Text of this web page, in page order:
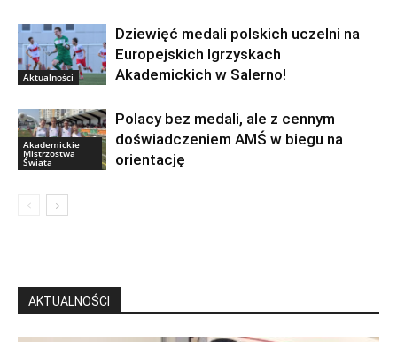
Aktualności
Dziewięć medali polskich uczelni na
Europejskich Igrzyskach
Akademickich w Salerno!
Akademickie
Mistrzostwa
Świata
Polacy bez medali, ale z cennym
doświadczeniem AMŚ w biegu na
orientację
AKTUALNOŚCI